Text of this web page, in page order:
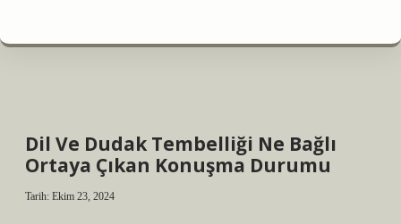
Dil Ve Dudak Tembelliği Ne Bağlı
Ortaya Çıkan Konuşma Durumu
Tarih: Ekim 23, 2024